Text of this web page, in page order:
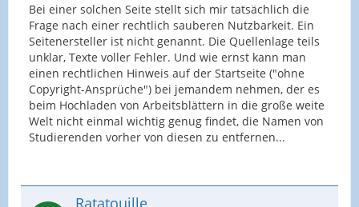
Bei einer solchen Seite stellt sich mir tatsächlich die
Frage nach einer rechtlich sauberen Nutzbarkeit. Ein
Seitenersteller ist nicht genannt. Die Quellenlage teils
unklar, Texte voller Fehler. Und wie ernst kann man
einen rechtlichen Hinweis auf der Startseite ("ohne
Copyright-Ansprüche") bei jemandem nehmen, der es
beim Hochladen von Arbeitsblättern in die große weite
Welt nicht einmal wichtig genug findet, die Namen von
Studierenden vorher von diesen zu entfernen...
Ratatouille